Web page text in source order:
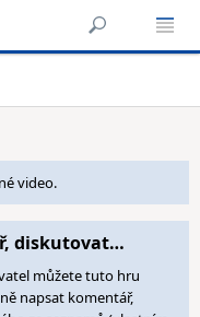
video.
diskutovat…
můžete tuto hru
napsat komentář,